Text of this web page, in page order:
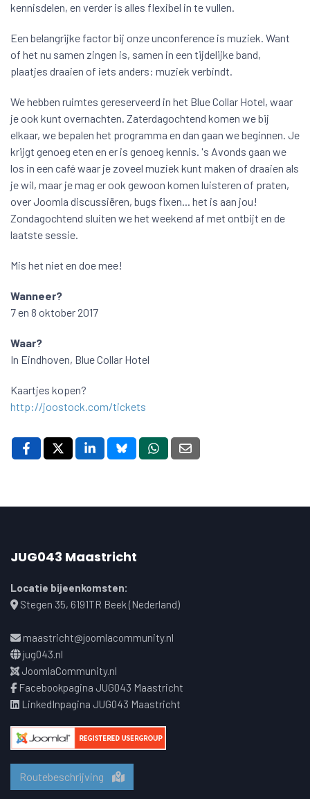
kennisdelen, en verder is alles flexibel in te vullen.
Een belangrijke factor bij onze unconference is muziek. Want
of het nu samen zingen is, samen in een tijdelijke band,
plaatjes draaien of iets anders: muziek verbindt.
We hebben ruimtes gereserveerd in het Blue Collar Hotel, waar
je ook kunt overnachten. Zaterdagochtend komen we bij
elkaar, we bepalen het programma en dan gaan we beginnen. Je
krijgt genoeg eten en er is genoeg kennis. 's Avonds gaan we
los in een café waar je zoveel muziek kunt maken of draaien als
je wil, maar je mag er ook gewoon komen luisteren of praten,
over Joomla discussiëren, bugs fixen... het is aan jou!
Zondagochtend sluiten we het weekend af met ontbijt en de
laatste sessie.
Mis het niet en doe mee!
Wanneer?
7 en 8 oktober 2017
Waar?
In Eindhoven, Blue Collar Hotel
Kaartjes kopen?
http://joostock.com/tickets
JUG043 Maastricht
Locatie bijeenkomsten:
Stegen 35, 6191TR Beek (Nederland)
maastricht@joomlacommunity.nl
jug043.nl
JoomlaCommunity.nl
Facebookpagina JUG043 Maastricht
LinkedInpagina JUG043 Maastricht
Routebeschrijving